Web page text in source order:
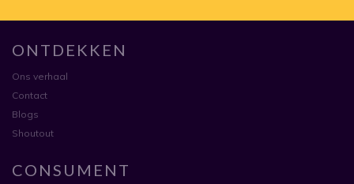
ONTDEKKEN
Ons verhaal
Contact
Blogs
Shoutout
CONSUMENT